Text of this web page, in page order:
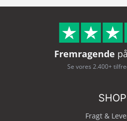
Fremragende
Se vores 2.400+
SHOP
Fragt &